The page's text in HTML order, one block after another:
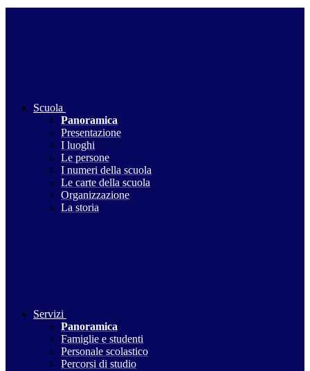
Scuola
Panoramica
Presentazione
I luoghi
Le persone
I numeri della scuola
Le carte della scuola
Organizzazione
La storia
Servizi
Panoramica
Famiglie e studenti
Personale scolastico
Percorsi di studio